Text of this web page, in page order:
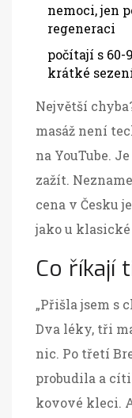
nemoci, jen
regeneraci
počítají s
krátké
Největší
masáž není
na YouTube.
zažít.
cena v Česku
jako u
Co říkají
„Přišla jsem s
Dva léky, tři
nic. Po třetí
probudila a
kovové kleci.